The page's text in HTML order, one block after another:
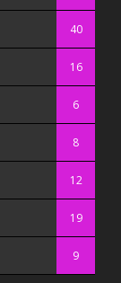
40
16
6
8
12
19
9